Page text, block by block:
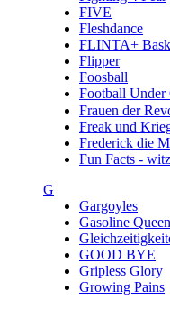
FIVE
Fleshdance
FLINTA+
Flipper
Foosball
Football Under
Freak und
Frederick die
Fun Facts -
G
Gargoyles
Gasoline Queen
GOOD BYE
Gripless Glory
Growing Pains